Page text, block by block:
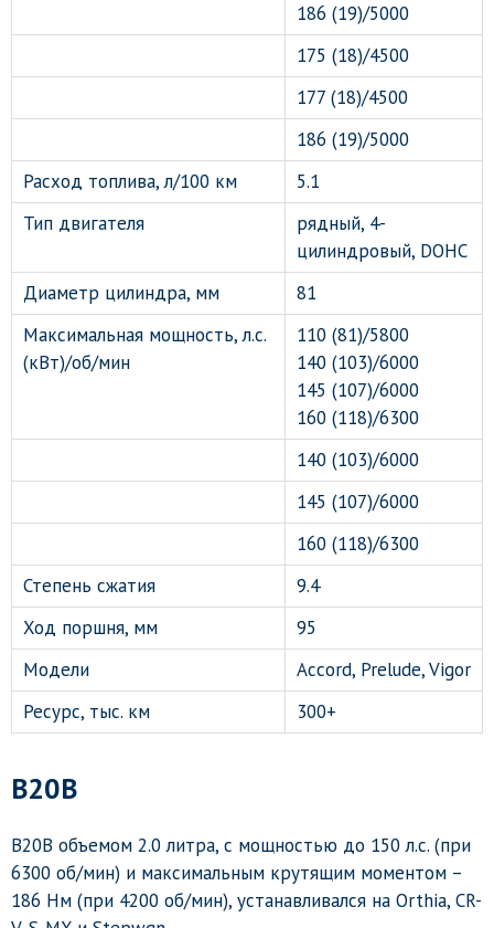
186 (19)/5000
175 (18)/4500
177 (18)/4500
186 (19)/5000
Расход топлива, л/100 км
5.1
Тип двигателя
рядный, 4-
цилиндровый, DOHC
Диаметр цилиндра, мм
81
Максимальная мощность, л.с.
(кВт)/об/мин
110 (81)/5800
140 (103)/6000
145 (107)/6000
160 (118)/6300
140 (103)/6000
145 (107)/6000
160 (118)/6300
Степень сжатия
9.4
Ход поршня, мм
95
Модели
Accord, Prelude, Vigor
Ресурс, тыс. км
300+
B20B
B20B объемом 2.0 литра, с мощностью до 150 л.с. (при
6300 об/мин) и максимальным крутящим моментом –
186 Нм (при 4200 об/мин), устанавливался на Orthia, CR-